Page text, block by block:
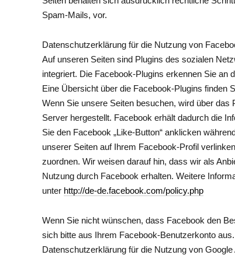
Spam-Mails, vor.
Datenschutzerklärung für die Nutzung von
Auf unseren Seiten sind Plugins des sozialen
integriert. Die Facebook-Plugins erkennen Sie an
Eine Übersicht über die Facebook-Plugins finden
Wenn Sie unsere Seiten besuchen, wird über
Server hergestellt. Facebook erhält dadurch die
Sie den Facebook „Like-Button“ anklicken
unserer Seiten auf Ihrem Facebook-Profil
zuordnen. Wir weisen darauf hin, dass wir als
Nutzung durch Facebook erhalten. Weitere
unter http://de-de.facebook.com/policy.php
Wenn Sie nicht wünschen, dass Facebook den
sich bitte aus Ihrem Facebook-Benutzerkonto aus.
Datenschutzerklärung für die Nutzung von Google